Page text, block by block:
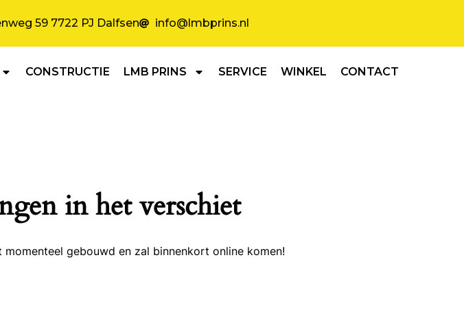
59 7722 PJ Dalfsen info@lmbprins.nl
CONSTRUCTIE LMB PRINS SERVICE WINKEL CONTACT
in het verschiet
gebouwd en zal binnenkort online komen!